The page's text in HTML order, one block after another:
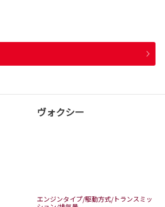
ヴォクシー
エンジンタイプ/駆動方式/トランスミッ